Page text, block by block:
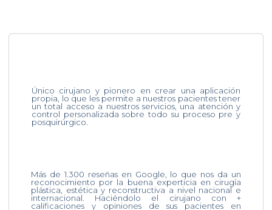
Único cirujano y pionero en crear una aplicación
propia, lo que les permite a nuestros pacientes tener
un total acceso a nuestros servicios, una atención y
control personalizada sobre todo su proceso pre y
posquirúrgico.
Más de 1.300 reseñas en Google, lo que nos da un
reconocimiento por la buena experticia en cirugía
plástica, estética y reconstructiva a nivel nacional e
internacional. Haciéndolo el cirujano con +
calificaciones y opiniones de sus pacientes en